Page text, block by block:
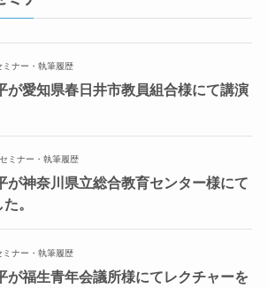
ミナー・執筆履歴
が愛知県春日井市教員組合様にて講演
ミナー・執筆履歴
が神奈川県立総合教育センター様にて
。
ミナー・執筆履歴
が福生青年会議所様にてレクチャーを